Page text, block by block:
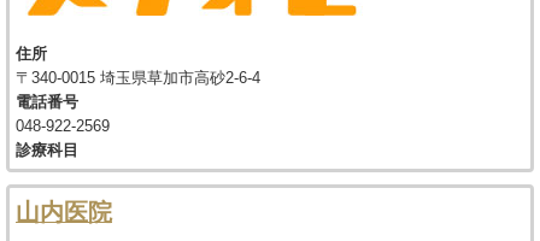
住所
〒340-0015 埼玉県草加市高砂2-6-4
電話番号
048-922-2569
診療科目
山内医院